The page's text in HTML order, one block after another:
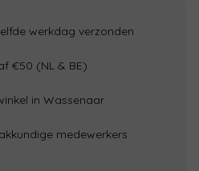
werkdag verzonden
€50 (NL & BE)
in Wassenaar
medewerkers